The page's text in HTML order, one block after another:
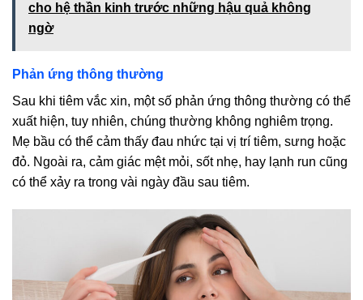
cho hệ thần kinh trước những hậu quả không
ngờ
Phản ứng thông thường
Sau khi tiêm vắc xin, một số phản ứng thông thường có thể
xuất hiện, tuy nhiên, chúng thường không nghiêm trọng.
Mẹ bầu có thể cảm thấy đau nhức tại vị trí tiêm, sưng hoặc
đỏ. Ngoài ra, cảm giác mệt mỏi, sốt nhẹ, hay lạnh run cũng
có thể xảy ra trong vài ngày đầu sau tiêm.